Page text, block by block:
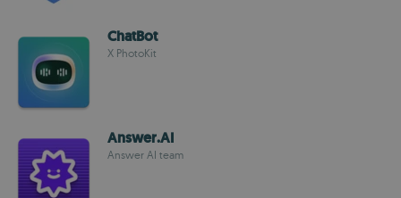
ChatBot
X PhotoKit
Answer.AI
Answer AI team